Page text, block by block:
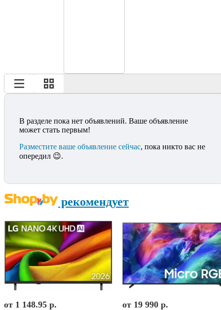
В разделе пока нет объявлений. Ваше объявление
может стать первым!
Разместите ваше объявление сейчас, пока никто вас не
опередил 😉.
рекомендует
от 1 148.95 р. от 19 990 р.